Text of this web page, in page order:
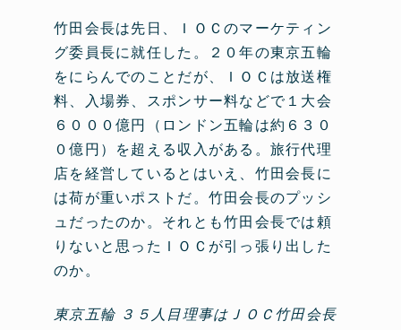
竹田会長は先日、ＩＯＣのマーケティン
グ委員長に就任した。２０年の東京五輪
をにらんでのことだが、ＩＯＣは放送権
料、入場券、スポンサー料などで１大会
６０００億円（ロンドン五輪は約６３０
０億円）を超える収入がある。旅行代理
店を経営しているとはいえ、竹田会長に
は荷が重いポストだ。竹田会長のプッシ
ュだったのか。それとも竹田会長では頼
りないと思ったＩＯＣが引っ張り出した
のか。
東京五輪 ３５人目理事はＪＯＣ竹田会長